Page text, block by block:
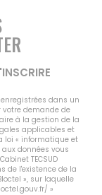
dans un
votre demande de
à la gestion de la
applicables et
loi « informatique et
données vous
TECSUD
de l'existence de la
», sur laquelle
»